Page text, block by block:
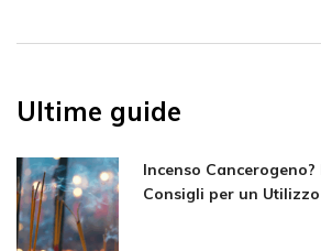
Ultime guide
Incenso
Consigli per un